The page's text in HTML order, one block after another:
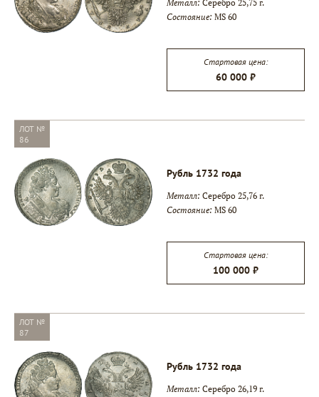
Металл: Серебро 25,75 г.
Состояние: MS 60
Стартовая цена:
60 000 ₽
ЛОТ №
86
Рубль 1732 года
Металл: Серебро 25,76 г.
Состояние: MS 60
Стартовая цена:
100 000 ₽
ЛОТ №
87
Рубль 1732 года
Металл: Серебро 26,19 г.